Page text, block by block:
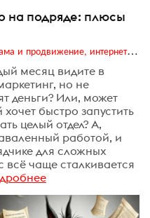
на подряде: плюсы
Digital (web-дизайн, интернет-реклама и продвижение, интернет-сообщества и блоги, интернет-коммуникации, мобильный маркетинг, реклама на цифровых экранах)
месяц видите в
но не
деньги? Или, может
быстро запустить
целый отдел? А,
работой, и
для сложных
чаще сталкивается